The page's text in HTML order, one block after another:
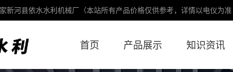
新河县依水水利机械厂（本站所有产品价格仅供参考，详情以电仪为准
首页 产品展示 知识资讯